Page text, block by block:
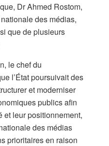
Dr Ahmed Rostom,
des médias,
que de plusieurs
le chef du
l’État poursuivait des
et moderniser
publics afin
et leur positionnement,
des médias
prioritaires en raison